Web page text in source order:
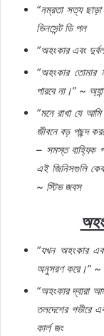
“নম্রতা সত্য ছাড়া
ভিনসেন্ট ডি পল
“অহংকার এবং
“অহংকার তোমার
পারবে না।” ~
“মনে রাখা যে আমি
জীবনে বড় পছন্দ
– সমস্ত বাহ্যিক
এই জিনিসগুলি
~ স্টিভ জবস
“যখন অহংকার
অনুসরণ করে।” ~
“অহংকার দ্বারা
তলদেশের গভীরে
কার্ল জং